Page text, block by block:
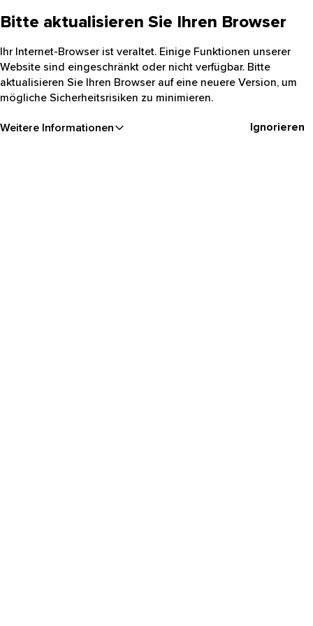
Bitte aktualisieren Sie Ihren Browser
Ihr Internet-Browser ist veraltet. Einige Funktionen unserer
Website sind eingeschränkt oder nicht verfügbar. Bitte
aktualisieren Sie Ihren Browser auf eine neuere Version, um
mögliche Sicherheitsrisiken zu minimieren.
Weitere Informationen Ignorieren